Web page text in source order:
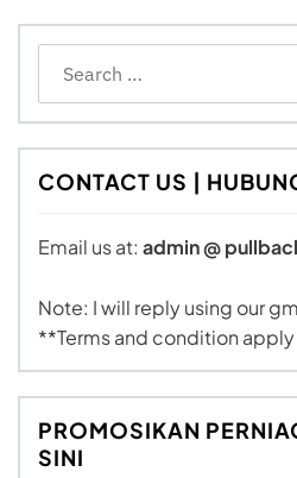
for:
CONTACT US |
Email us at: admin @
Note: I will reply using our
**Terms and condition apply
PROMOSIKAN
SINI